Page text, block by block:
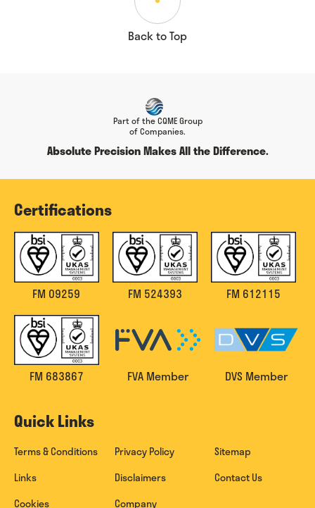
Back to Top
Part of the CQME Group
of Companies.
Absolute Precision Makes All the Difference.
Certifications
FM 09259 FM 524393 FM 612115
FM 683867 FVA Member DVS Member
Quick Links
Terms & Conditions
Links
Cookies
Privacy Policy
Disclaimers
Company
Sitemap
Contact Us